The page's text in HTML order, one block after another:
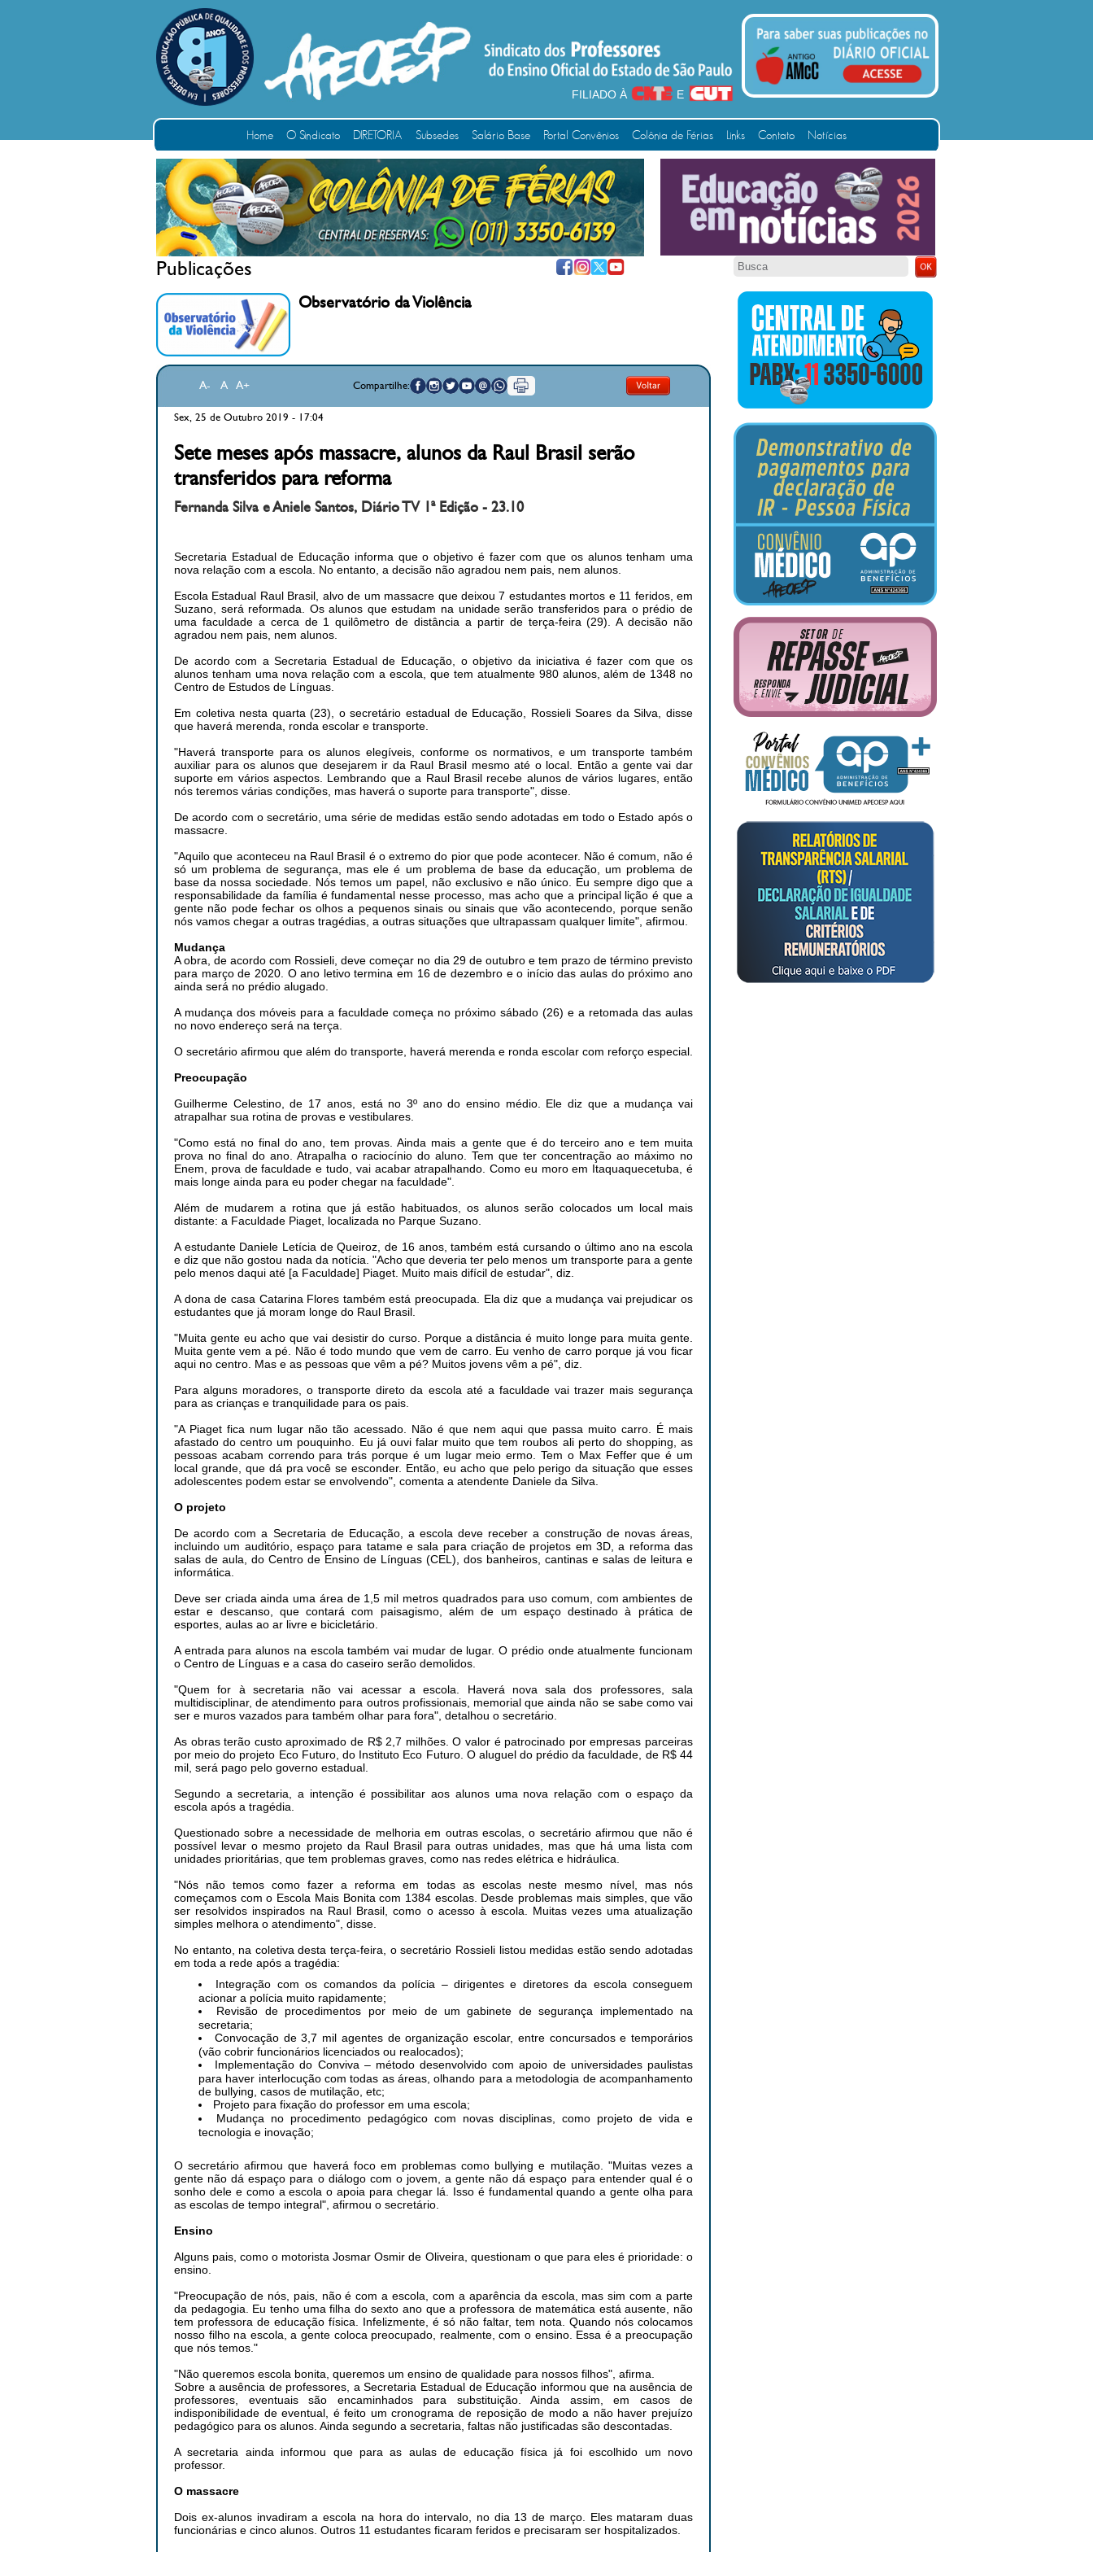
FILIADO À E
Home O Sindicato DIRETORIA Subsedes Salário Base Portal Convênios Colônia de Férias Links Contato Notícias
Publicações
Observatório da Violência
A- A A+ Compartilhe:
Sex, 25 de Outubro 2019 - 17:04
Sete meses após massacre, alunos da Raul Brasil serão
transferidos para reforma
Fernanda Silva e Aniele Santos, Diário TV 1ª Edição - 23.10
Secretaria Estadual de Educação informa que o objetivo é fazer com que os alunos tenham uma
nova relação com a escola. No entanto, a decisão não agradou nem pais, nem alunos.
Escola Estadual Raul Brasil, alvo de um massacre que deixou 7 estudantes mortos e 11 feridos, em
Suzano, será reformada. Os alunos que estudam na unidade serão transferidos para o prédio de
uma faculdade a cerca de 1 quilômetro de distância a partir de terça-feira (29). A decisão não
agradou nem pais, nem alunos.
De acordo com a Secretaria Estadual de Educação, o objetivo da iniciativa é fazer com que os
alunos tenham uma nova relação com a escola, que tem atualmente 980 alunos, além de 1348 no
Centro de Estudos de Línguas.
Em coletiva nesta quarta (23), o secretário estadual de Educação, Rossieli Soares da Silva, disse
que haverá merenda, ronda escolar e transporte.
"Haverá transporte para os alunos elegíveis, conforme os normativos, e um transporte também
auxiliar para os alunos que desejarem ir da Raul Brasil mesmo até o local. Então a gente vai dar
suporte em vários aspectos. Lembrando que a Raul Brasil recebe alunos de vários lugares, então
nós teremos várias condições, mas haverá o suporte para transporte", disse.
De acordo com o secretário, uma série de medidas estão sendo adotadas em todo o Estado após o
massacre.
"Aquilo que aconteceu na Raul Brasil é o extremo do pior que pode acontecer. Não é comum, não é
só um problema de segurança, mas ele é um problema de base da educação, um problema de
base da nossa sociedade. Nós temos um papel, não exclusivo e não único. Eu sempre digo que a
responsabilidade da família é fundamental nesse processo, mas acho que a principal lição é que a
gente não pode fechar os olhos a pequenos sinais ou sinais que vão acontecendo, porque senão
nós vamos chegar a outras tragédias, a outras situações que ultrapassam qualquer limite", afirmou.
Mudança
A obra, de acordo com Rossieli, deve começar no dia 29 de outubro e tem prazo de término previsto
para março de 2020. O ano letivo termina em 16 de dezembro e o início das aulas do próximo ano
ainda será no prédio alugado.
A mudança dos móveis para a faculdade começa no próximo sábado (26) e a retomada das aulas
no novo endereço será na terça.
O secretário afirmou que além do transporte, haverá merenda e ronda escolar com reforço especial.
Preocupação
Guilherme Celestino, de 17 anos, está no 3º ano do ensino médio. Ele diz que a mudança vai
atrapalhar sua rotina de provas e vestibulares.
"Como está no final do ano, tem provas. Ainda mais a gente que é do terceiro ano e tem muita
prova no final do ano. Atrapalha o raciocínio do aluno. Tem que ter concentração ao máximo no
Enem, prova de faculdade e tudo, vai acabar atrapalhando. Como eu moro em Itaquaquecetuba, é
mais longe ainda para eu poder chegar na faculdade".
Além de mudarem a rotina que já estão habituados, os alunos serão colocados um local mais
distante: a Faculdade Piaget, localizada no Parque Suzano.
A estudante Daniele Letícia de Queiroz, de 16 anos, também está cursando o último ano na escola
e diz que não gostou nada da notícia. "Acho que deveria ter pelo menos um transporte para a gente
pelo menos daqui até [a Faculdade] Piaget. Muito mais difícil de estudar", diz.
A dona de casa Catarina Flores também está preocupada. Ela diz que a mudança vai prejudicar os
estudantes que já moram longe do Raul Brasil.
"Muita gente eu acho que vai desistir do curso. Porque a distância é muito longe para muita gente.
Muita gente vem a pé. Não é todo mundo que vem de carro. Eu venho de carro porque já vou ficar
aqui no centro. Mas e as pessoas que vêm a pé? Muitos jovens vêm a pé", diz.
Para alguns moradores, o transporte direto da escola até a faculdade vai trazer mais segurança
para as crianças e tranquilidade para os pais.
"A Piaget fica num lugar não tão acessado. Não é que nem aqui que passa muito carro. É mais
afastado do centro um pouquinho. Eu já ouvi falar muito que tem roubos ali perto do shopping, as
pessoas acabam correndo para trás porque é um lugar meio ermo. Tem o Max Feffer que é um
local grande, que dá pra você se esconder. Então, eu acho que pelo perigo da situação que esses
adolescentes podem estar se envolvendo", comenta a atendente Daniele da Silva.
O projeto
De acordo com a Secretaria de Educação, a escola deve receber a construção de novas áreas,
incluindo um auditório, espaço para tatame e sala para criação de projetos em 3D, a reforma das
salas de aula, do Centro de Ensino de Línguas (CEL), dos banheiros, cantinas e salas de leitura e
informática.
Deve ser criada ainda uma área de 1,5 mil metros quadrados para uso comum, com ambientes de
estar e descanso, que contará com paisagismo, além de um espaço destinado à prática de
esportes, aulas ao ar livre e bicicletário.
A entrada para alunos na escola também vai mudar de lugar. O prédio onde atualmente funcionam
o Centro de Línguas e a casa do caseiro serão demolidos.
"Quem for à secretaria não vai acessar a escola. Haverá nova sala dos professores, sala
multidisciplinar, de atendimento para outros profissionais, memorial que ainda não se sabe como vai
ser e muros vazados para também olhar para fora", detalhou o secretário.
As obras terão custo aproximado de R$ 2,7 milhões. O valor é patrocinado por empresas parceiras
por meio do projeto Eco Futuro, do Instituto Eco Futuro. O aluguel do prédio da faculdade, de R$ 44
mil, será pago pelo governo estadual.
Segundo a secretaria, a intenção é possibilitar aos alunos uma nova relação com o espaço da
escola após a tragédia.
Questionado sobre a necessidade de melhoria em outras escolas, o secretário afirmou que não é
possível levar o mesmo projeto da Raul Brasil para outras unidades, mas que há uma lista com
unidades prioritárias, que tem problemas graves, como nas redes elétrica e hidráulica.
"Nós não temos como fazer a reforma em todas as escolas neste mesmo nível, mas nós
começamos com o Escola Mais Bonita com 1384 escolas. Desde problemas mais simples, que vão
ser resolvidos inspirados na Raul Brasil, como o acesso à escola. Muitas vezes uma atualização
simples melhora o atendimento", disse.
No entanto, na coletiva desta terça-feira, o secretário Rossieli listou medidas estão sendo adotadas
em toda a rede após a tragédia:
Integração com os comandos da polícia – dirigentes e diretores da escola conseguem
acionar a polícia muito rapidamente;
Revisão de procedimentos por meio de um gabinete de segurança implementado na
secretaria;
Convocação de 3,7 mil agentes de organização escolar, entre concursados e temporários
(vão cobrir funcionários licenciados ou realocados);
Implementação do Conviva – método desenvolvido com apoio de universidades paulistas
para haver interlocução com todas as áreas, olhando para a metodologia de acompanhamento
de bullying, casos de mutilação, etc;
Projeto para fixação do professor em uma escola;
Mudança no procedimento pedagógico com novas disciplinas, como projeto de vida e
tecnologia e inovação;
O secretário afirmou que haverá foco em problemas como bullying e mutilação. "Muitas vezes a
gente não dá espaço para o diálogo com o jovem, a gente não dá espaço para entender qual é o
sonho dele e como a escola o apoia para chegar lá. Isso é fundamental quando a gente olha para
as escolas de tempo integral", afirmou o secretário.
Ensino
Alguns pais, como o motorista Josmar Osmir de Oliveira, questionam o que para eles é prioridade: o
ensino.
"Preocupação de nós, pais, não é com a escola, com a aparência da escola, mas sim com a parte
da pedagogia. Eu tenho uma filha do sexto ano que a professora de matemática está ausente, não
tem professora de educação física. Infelizmente, é só não faltar, tem nota. Quando nós colocamos
nosso filho na escola, a gente coloca preocupado, realmente, com o ensino. Essa é a preocupação
que nós temos."
"Não queremos escola bonita, queremos um ensino de qualidade para nossos filhos", afirma.
Sobre a ausência de professores, a Secretaria Estadual de Educação informou que na ausência de
professores, eventuais são encaminhados para substituição. Ainda assim, em casos de
indisponibilidade de eventual, é feito um cronograma de reposição de modo a não haver prejuízo
pedagógico para os alunos. Ainda segundo a secretaria, faltas não justificadas são descontadas.
A secretaria ainda informou que para as aulas de educação física já foi escolhido um novo
professor.
O massacre
Dois ex-alunos invadiram a escola na hora do intervalo, no dia 13 de março. Eles mataram duas
funcionárias e cinco alunos. Outros 11 estudantes ficaram feridos e precisaram ser hospitalizados.